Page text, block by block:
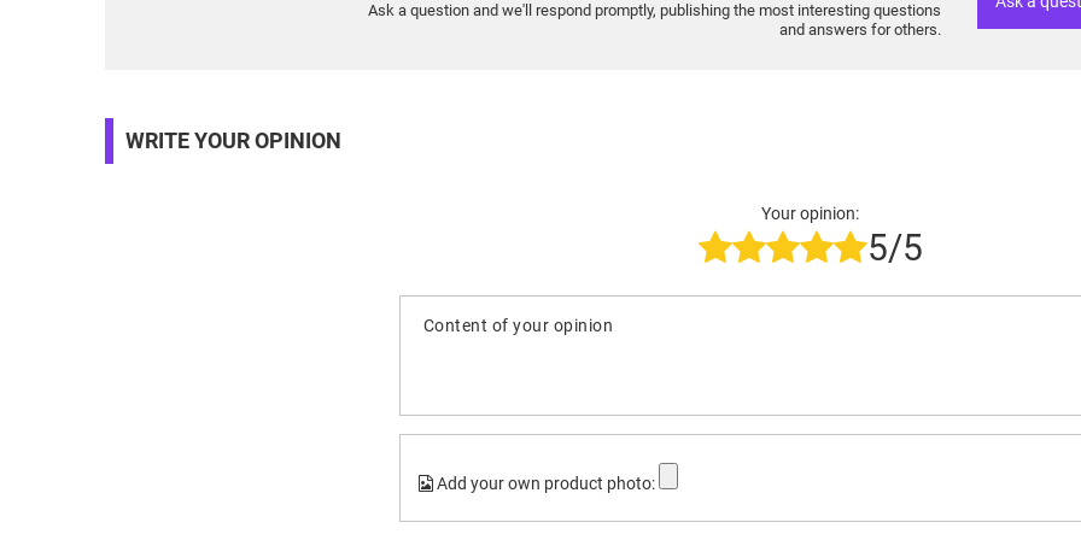
Ask a question and we'll respond promptly, publishing the most interesting questions
and answers for others.
WRITE YOUR OPINION
Your opinion:
5/5
Content of your opinion
Add your own product photo: